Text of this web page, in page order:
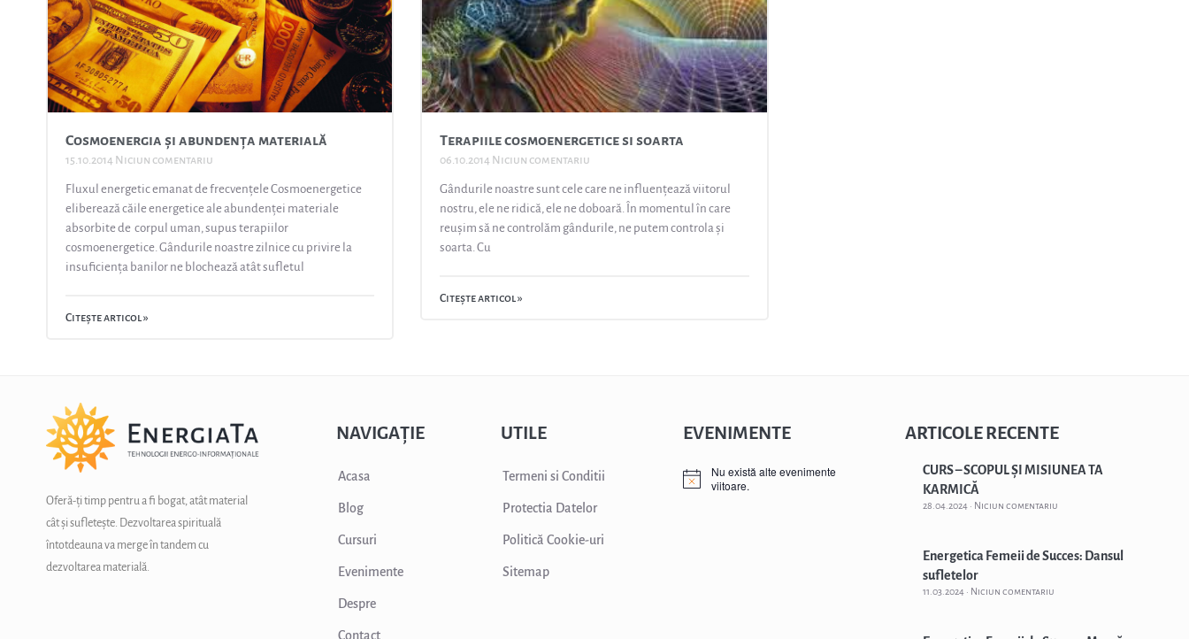
Cosmoenergia și abundența materială
15.10.2014 Niciun comentariu
Fluxul energetic emanat de frecvențele Cosmoenergetice
eliberează căile energetice ale abundenței materiale
absorbite de corpul uman, supus terapiilor
cosmoenergetice. Gândurile noastre zilnice cu privire la
insuficiența banilor ne blochează atât sufletul
Citește articol »
Terapiile cosmoenergetice si soarta
06.10.2014 Niciun comentariu
Gândurile noastre sunt cele care ne influenţează viitorul
nostru, ele ne ridică, ele ne doboară. În momentul în care
reuşim să ne controlăm gândurile, ne putem controla şi
soarta. Cu
Citește articol »
Oferă-ți timp pentru a fi bogat, atât material
cât și sufletește. Dezvoltarea spirituală
întotdeauna va merge în tandem cu
dezvoltarea materială.
NAVIGAȚIE
Acasa
Blog
Cursuri
Evenimente
Despre
Contact
UTILE
Termeni si Conditii
Protectia Datelor
Politică Cookie-uri
Sitemap
EVENIMENTE
Nu există alte evenimente
viitoare.
ARTICOLE RECENTE
CURS – SCOPUL ȘI MISIUNEA TA
KARMICĂ
28.04.2024 Niciun comentariu
Energetica Femeii de Succes: Dansul
sufletelor
11.03.2024 Niciun comentariu